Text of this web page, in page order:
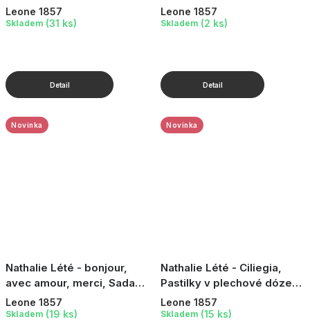
- Limoncello, 150 g
Leone 1857
Skladem (31 ks)
příchutí fialky, 150 g
Leone 1857
Skladem (2 ks)
Nathalie Lété - bonjour,
avec amour, merci, Sada
plechových dóz s
pastilkami - Ovocný mix,
Novinka
Leone 1857
Skladem (19 ks)
Nathalie Lété - Ciliegia,
Pastilky v plechové dóze
Nathalie Lété - Třešeň, 60
g
Novinka
Leone 1857
Skladem (15 ks)